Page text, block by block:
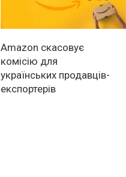
Аmazon скасовує
комісію для
українських продавців-
експортерів